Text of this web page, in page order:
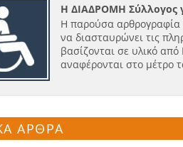
Η ΔΙΑΔΡΟΜΗ Σύλλογος
Η παρούσα αρθρογραφία
να διασταυρώνει τις
βασίζονται σε υλικό από
αναφέρονται στο μέτρο
ΑΡΘΡΑ